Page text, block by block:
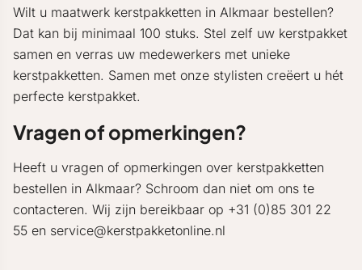
Wilt u maatwerk kerstpakketten in Alkmaar bestellen?
Dat kan bij minimaal 100 stuks. Stel zelf uw kerstpakket
samen en verras uw medewerkers met unieke
kerstpakketten. Samen met onze stylisten creëert u hét
perfecte kerstpakket.
Vragen of opmerkingen?
Heeft u vragen of opmerkingen over kerstpakketten
bestellen in Alkmaar? Schroom dan niet om ons te
contacteren. Wij zijn bereikbaar op +31 (0)85 301 22
55 en service@kerstpakketonline.nl